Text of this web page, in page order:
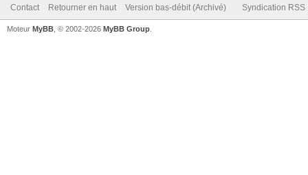
Contact Retourner en haut Version bas-débit (Archivé) Syndication RSS
Moteur MyBB , © 2002-2026 MyBB Group